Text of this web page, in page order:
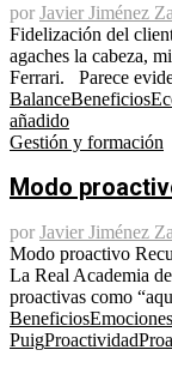
por Javier Jiménez
Fidelización del
agaches la cabeza,
Ferrari. Parece
BalanceBeneficios
añadido
Gestión y formación
Modo
por Javier Jiménez
Modo proactivo
La Real Academia
proactivas como
BeneficiosEmociones
PuigProactividad